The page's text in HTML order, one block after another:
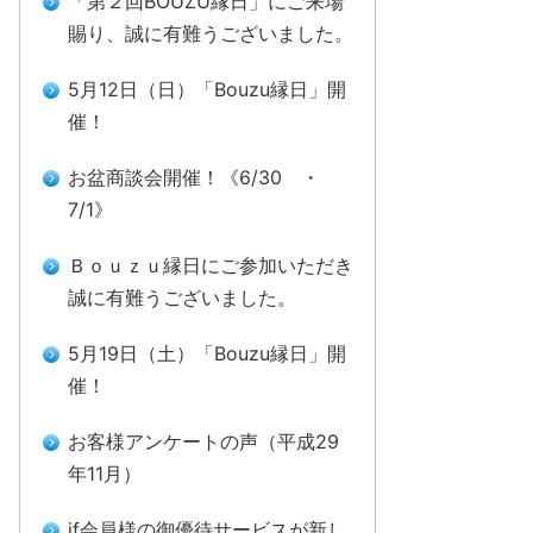
賜り、誠に有難うございました。
5月12日（日）「Bouzu縁日」開
催！
お盆商談会開催！《6/30 ・
7/1》
Ｂｏｕｚｕ縁日にご参加いただき
誠に有難うございました。
5月19日（土）「Bouzu縁日」開
催！
お客様アンケートの声（平成29
年11月）